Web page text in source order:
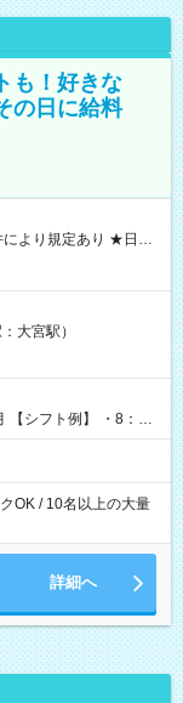
も！好きな
の日に給料
金GET♪ お仕事後はコ
間】試
大宮駅）
OK / 10名以上の大量
詳細へ